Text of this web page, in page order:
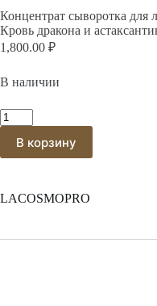
Концентрат сыворотка для
Кровь дракона и
1,800.00 ₽
В наличии
Количество
товара
Концентрат
сыворотка
Антиоксидантная,
и
В корзину
LACOSMOPRO